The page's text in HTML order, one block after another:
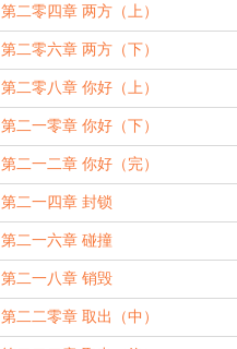
第二零四章 两方（上）
第二零六章 两方（下）
第二零八章 你好（上）
第二一零章 你好（下）
第二一二章 你好（完）
第二一四章 封锁
第二一六章 碰撞
第二一八章 销毁
第二二零章 取出（中）